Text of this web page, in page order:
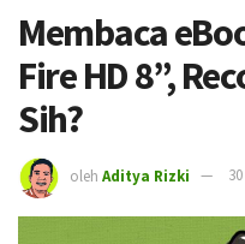
Membaca
Fire HD 8”,
Sih?
oleh Aditya Rizki